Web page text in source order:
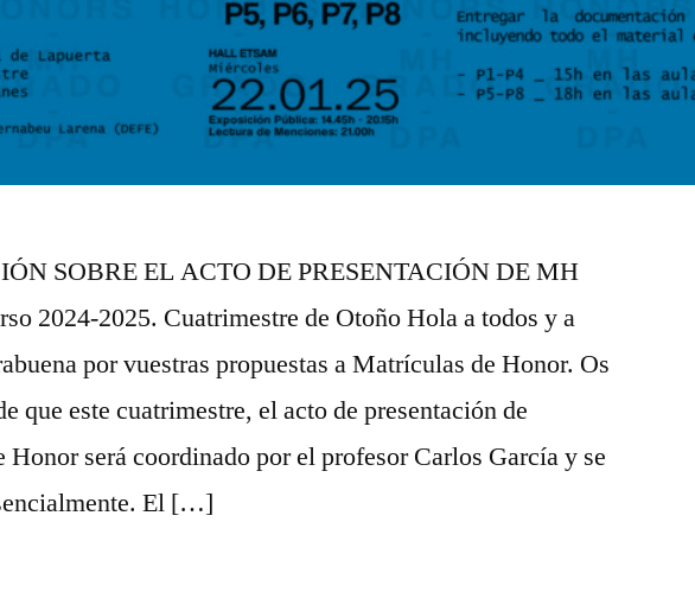
SOBRE EL ACTO DE PRESENTACIÓN DE MH
2024-2025. Cuatrimestre de Otoño Hola a todos y a
por vuestras propuestas a Matrículas de Honor. Os
que este cuatrimestre, el acto de presentación de
será coordinado por el profesor Carlos García y se
El […]